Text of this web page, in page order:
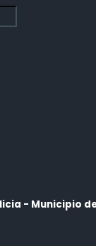
- Municipio